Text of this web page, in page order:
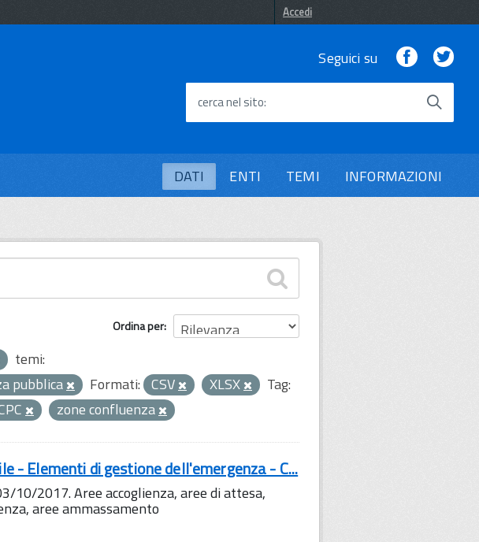
Accedi
Seguici su Facebook
cerca nel sito
DATI ENTI TEMI INFORMAZIONI
Ordina per
temi:
pubblica
Formati: CSV XLSX
Tag:
zone confluenza
- Elementi di gestione dell'emergenza - C...
10/2017. Aree accoglienza, aree di attesa,
aree ammassamento